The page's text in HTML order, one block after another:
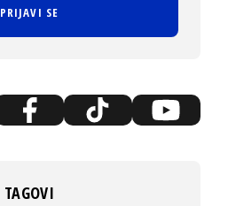
PRIJAVI SE
TAGOVI